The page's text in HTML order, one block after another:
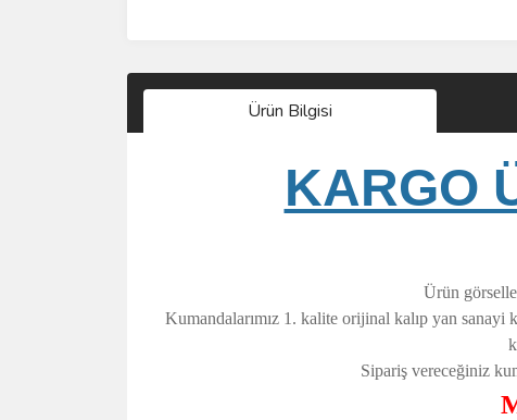
Ürün Bilgisi
KARGO
Ürün
Kumandalarımız 1. kalite orijinal kalıp yan sanayi
Sipariş vereceğiniz